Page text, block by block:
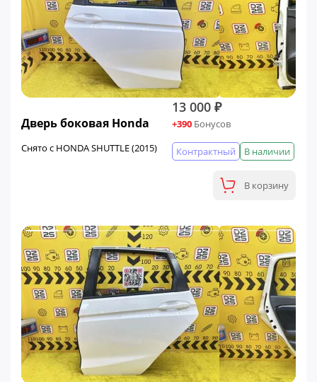
Дверь боковая Honda
Снято с HONDA SHUTTLE (2015)
13 000 ₽
+390 Бонусов
В наличии
Контрактный
В корзину